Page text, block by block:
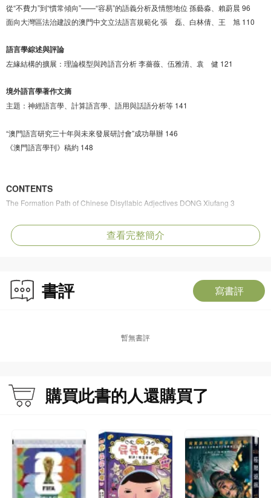
從“不費力”到“慣常傾向”——“容易”的語義分析及情態地位 孫藝淼、賴蔚晨 96
面向大灣區法治建設的澳門中文立法語言規範化 張 磊、白林倩、王 旭 110
語言學綜述與評論
左緣結構的擴展：理論模型與跨語言分析 李薔薇、伍雅清、袁 健 121
境外語言學著作文摘
主題：神經語言學、計算語言學、語用與話語分析等 141
“澳門語言研究三十年與未來發展研討會”成功舉辦 146
《澳門語言學刊》稿約 148
CONTENTS
The Formation Path of Chinese Disyllabic Adjectives DONG Xiufang 3
Lexicon QIANG Si KHOLKINA Liliya 16
On the Etymology of the Passive Markers in Jianghuai Mandarin WANG
Siyu‌ 39
An Inquiry into the Plural Reading of “Rang women gong yin ci bei / gan le zhe
From “Effortless” to “Habitual Disposition”: Semantic Analysis and Modal Status
of róngyì SUN Yimiao LAI Weichen 96
Linguistic Review
On the Extended Left Periphery:
Theoretical Models and Cross-Language Analyses LI Qiangwei WU
Yaqing YUAN Jian 121
查看完整簡介
書評 寫書評
暫無書評
購買此書的人還購買了